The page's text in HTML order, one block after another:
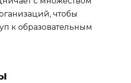
чтобы
к образовательным